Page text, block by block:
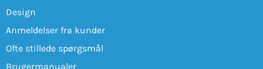
Design
Anmeldelser fra kunder
Ofte stillede spørgsmål
Brugermanualer